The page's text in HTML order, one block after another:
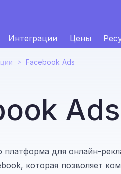
Интеграции Цены
> Facebook Ads
Ads
платформа для онлайн-
которая позволяет